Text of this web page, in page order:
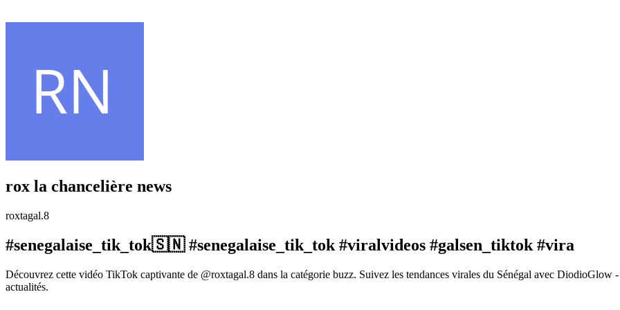
rox la chancelière news
roxtagal.8
#senegalaise_tik_tok🇸🇳 #senegalaise_tik_tok #viralvideos #galsen_tiktok #vira
Découvrez cette vidéo TikTok captivante de @roxtagal.8 dans la catégorie buzz. Suivez les tendances virales du Sénégal avec
actualités.